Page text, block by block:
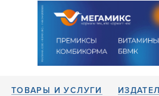
ТОВАРЫ И УСЛУГИ